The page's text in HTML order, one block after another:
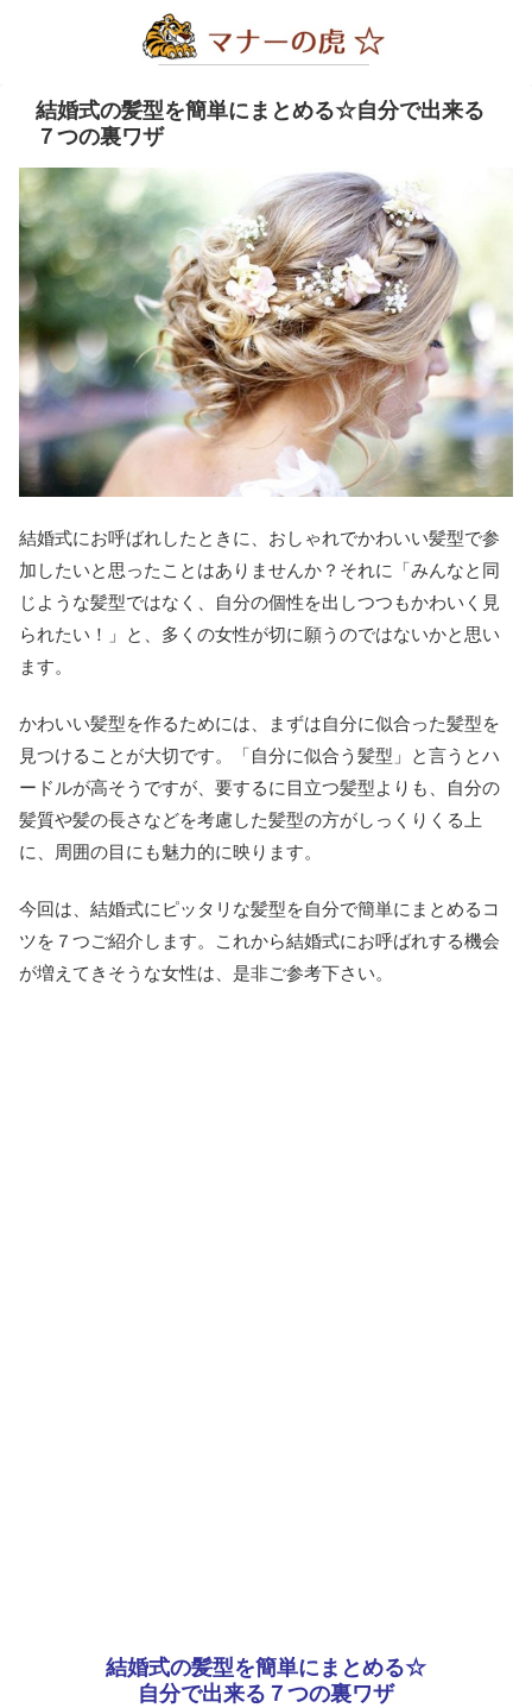
結婚式の髪型を簡単にまとめる☆自分で出来る
７つの裏ワザ
結婚式にお呼ばれしたときに、おしゃれでかわいい髪型で参
加したいと思ったことはありませんか？それに「みんなと同
じような髪型ではなく、自分の個性を出しつつもかわいく見
られたい！」と、多くの女性が切に願うのではないかと思い
ます。
かわいい髪型を作るためには、まずは自分に似合った髪型を
見つけることが大切です。「自分に似合う髪型」と言うとハ
ードルが高そうですが、要するに目立つ髪型よりも、自分の
髪質や髪の長さなどを考慮した髪型の方がしっくりくる上
に、周囲の目にも魅力的に映ります。
今回は、結婚式にピッタリな髪型を自分で簡単にまとめるコ
ツを７つご紹介します。これから結婚式にお呼ばれする機会
が増えてきそうな女性は、是非ご参考下さい。
結婚式の髪型を簡単にまとめる☆
自分で出来る７つの裏ワザ